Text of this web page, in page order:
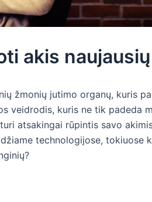
akis
žmonių jutimo organų, kuris
veidrodis, kuris ne tik padeda
atsakingai rūpintis savo
technologijose, tokiuose